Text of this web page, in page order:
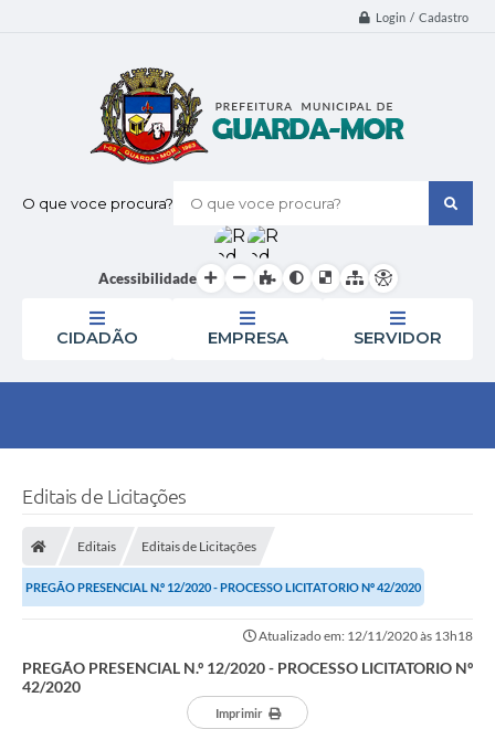
Login / Cadastro
O que voce procura?
Acessibilidade
CIDADÃO EMPRESA SERVIDOR
Editais de Licitações
Editais Editais de Licitações
PREGÃO PRESENCIAL N.º 12/2020 - PROCESSO LICITATORIO Nº 42/2020
Atualizado em: 12/11/2020 às 13h18
PREGÃO PRESENCIAL N.º 12/2020 - PROCESSO LICITATORIO Nº
42/2020
Imprimir